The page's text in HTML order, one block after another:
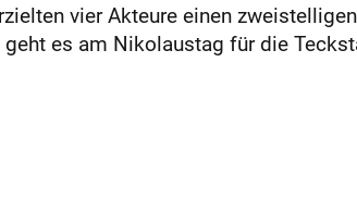
vier Akteure einen zweistelligen
es am Nikolaustag für die